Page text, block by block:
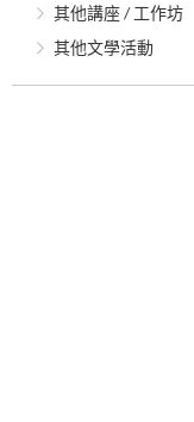
其他講座 / 工作坊
其他文學活動